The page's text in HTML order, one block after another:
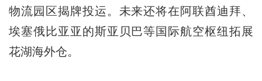
物流园区揭牌投运。未来还将在阿联酋迪拜、
埃塞俄比亚亚的斯亚贝巴等国际航空枢纽拓展
花湖海外仓。